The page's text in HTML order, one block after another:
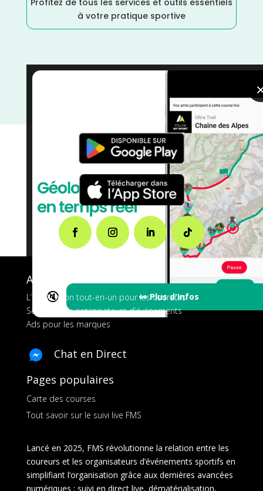
à votre pratique sportive
🔇 👀 Plus d'Infos
courses/Côte d'Or/
Bourgogne Franche-Comté
A propos de FMS
L’application tout-en-un pour les coureurs
Services aux organisateurs d’événements
Ads pour les marques
Chat en Direct
Pages populaires
Carte des courses
Tout savoir sur le suivi live FMS
Lancé en 2025, FMS révolutionne la relation entre les
coureurs et les organisateurs d’événements sportifs en
simplifiant l’organisation grâce aux dernières avancées
numériques : suivi en direct live, dématérialisation,